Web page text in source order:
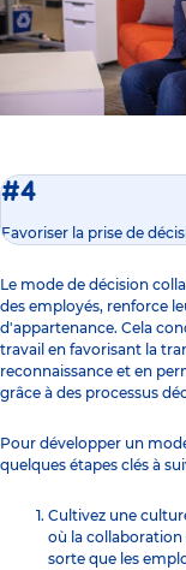
#4
Favoriser la prise de
Le mode de décision
des employés, renforce
d'appartenance. Cela
travail en favorisant la
reconnaissance et en
grâce à des processus
Pour développer un
quelques étapes clés à
Cultivez une
où la collaboration
sorte que les